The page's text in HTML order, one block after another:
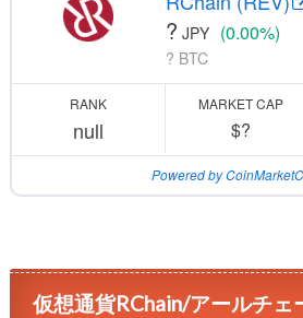
? JPY (0.00%)
? BTC
RANK
null
MARKET CAP
$?
Powered by
仮想通貨RChain/アールチェ